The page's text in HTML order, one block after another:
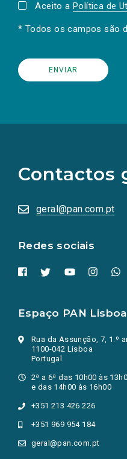
Aceito a Política de
* Todos os campos são
Contactos
geral@pan.com.pt
Redes sociais
redes
sociais
numa
nova
Espaço PAN Lisboa
Rua da Assunção, 7, 1.º
1100-042 Lisboa
Portugal
2ª a 6ª das 10h00 às
e das 14h00 às 16h00
+351 213 426 226
+351 969 954 184
geral@pan.com.pt